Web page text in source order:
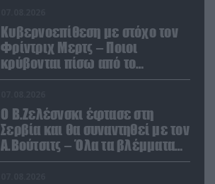
Κυβερνοεπίθεση με στόχο τον
Φρίντριχ Μερτς – Ποιοι
κρύβονται πίσω από το
παραποιημένο βίντεο
Ο Β.Ζελέσνσκι έφτασε στη
Σερβία και θα συναντηθεί με τον
Α.Βούτσιτς – Όλα τα βλέμματα
στις σχέσεις με τη Ρωσία